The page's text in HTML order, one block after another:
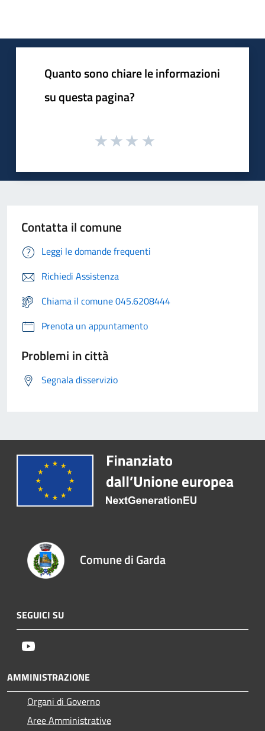
Quanto sono chiare le informazioni
su questa pagina?
Contatta il comune
Leggi le domande frequenti
Richiedi Assistenza
Chiama il comune 045.6208444
Prenota un appuntamento
Problemi in città
Segnala disservizio
Comune di Garda
SEGUICI SU
AMMINISTRAZIONE
Organi di Governo
Aree Amministrative